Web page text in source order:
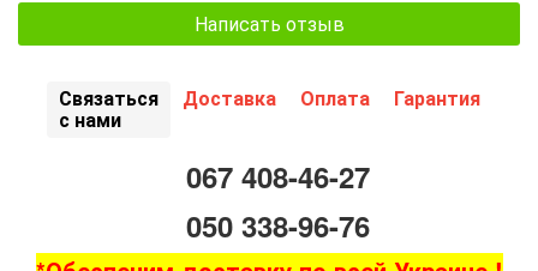
Написать отзыв
Связаться
с нами
Доставка Оплата Гарантия
067 408-46-27
050 338-96-76